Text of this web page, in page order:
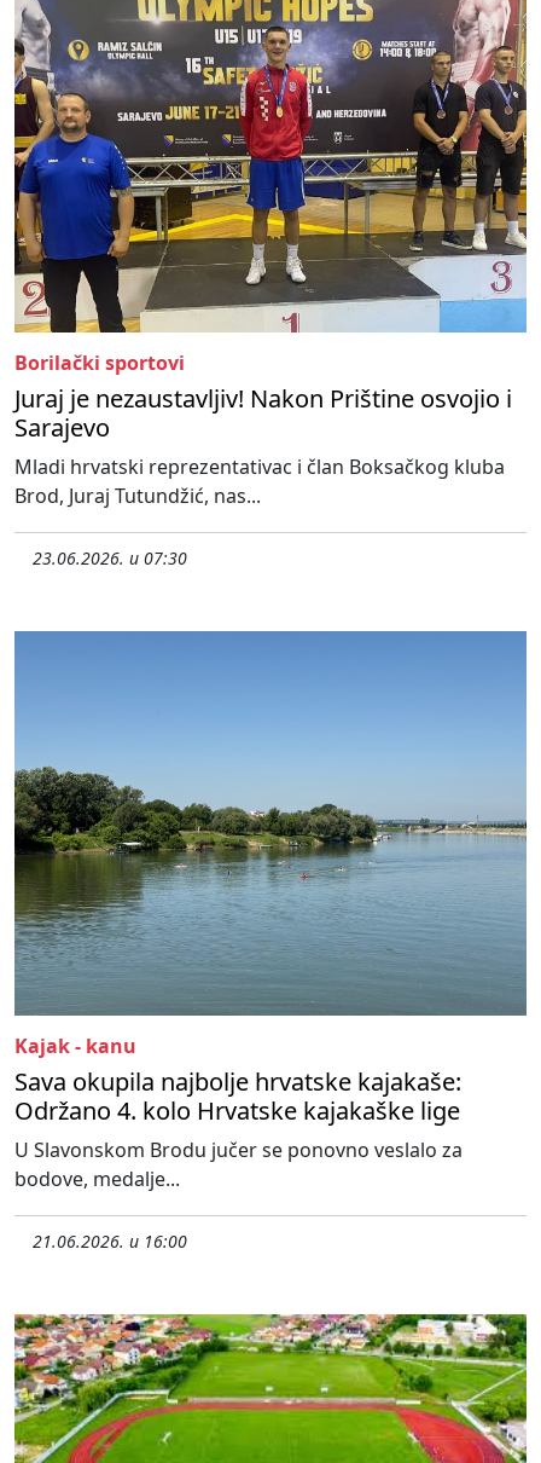
Borilački sportovi
Juraj je nezaustavljiv! Nakon Prištine osvojio i
Sarajevo
Mladi hrvatski reprezentativac i član Boksačkog kluba
Brod, Juraj Tutundžić, nas...
23.06.2026. u 07:30
Kajak - kanu
Sava okupila najbolje hrvatske kajakaše:
Održano 4. kolo Hrvatske kajakaške lige
U Slavonskom Brodu jučer se ponovno veslalo za
bodove, medalje...
21.06.2026. u 16:00